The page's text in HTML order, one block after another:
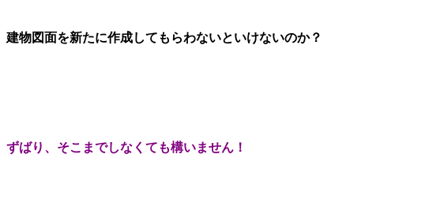
建物図面を新たに作成してもらわないといけないのか？
ずばり、そこまでしなくても構いません！